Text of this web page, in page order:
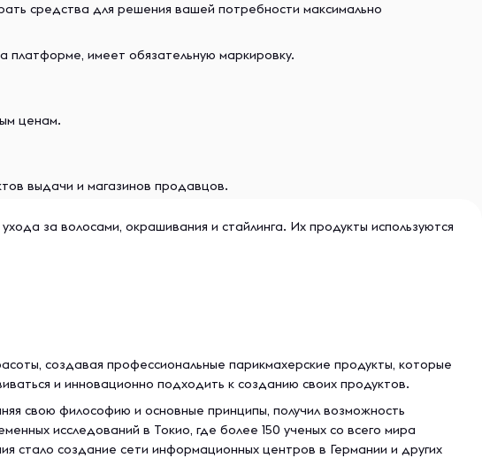
средства для решения вашей потребности максимально
платформе, имеет обязательную маркировку.
ценам.
выдачи и магазинов продавцов.
за волосами, окрашивания и стайлинга. Их продукты используются
создавая профессиональные парикмахерские продукты, которые
и инновационно подходить к созданию своих продуктов.
свою философию и основные принципы, получил возможность
исследований в Токио, где более 150 ученых со всего мира
стало создание сети информационных центров в Германии и других